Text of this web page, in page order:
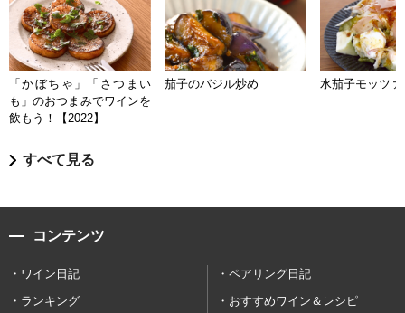
「かぼちゃ」「さつまい
も」のおつまみでワインを
飲もう！【2022】
茄子のバジル炒め 水茄子モッツァ
すべて見る
コンテンツ
ワイン日記
ペアリング日記
ランキング
おすすめワイン＆レシピ